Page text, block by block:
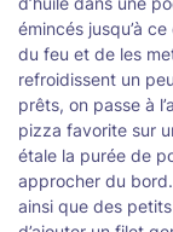
émincés jusqu’à
du feu et de les
refroidissent un
prêts, on passe à
pizza favorite sur
étale la purée de
approcher du
ainsi que des